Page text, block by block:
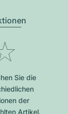
Sie die
der
Artikel.